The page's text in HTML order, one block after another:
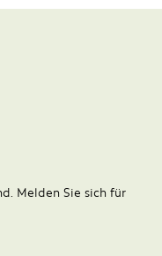
Melden Sie sich für